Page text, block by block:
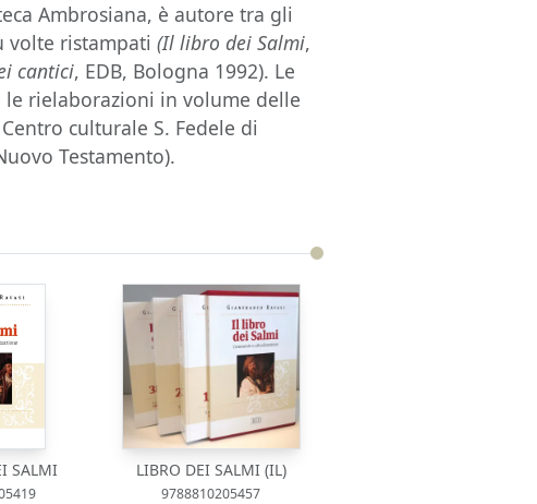
Ambrosiana, è autore tra gli
volte ristampati(Il libro dei Salmi,
cantici, EDB, Bologna 1992). Le
le rielaborazioni in volume delle
culturale S. Fedele di
Testamento).
SALMI LIBRO DEI SALMI (IL)
9788810205457